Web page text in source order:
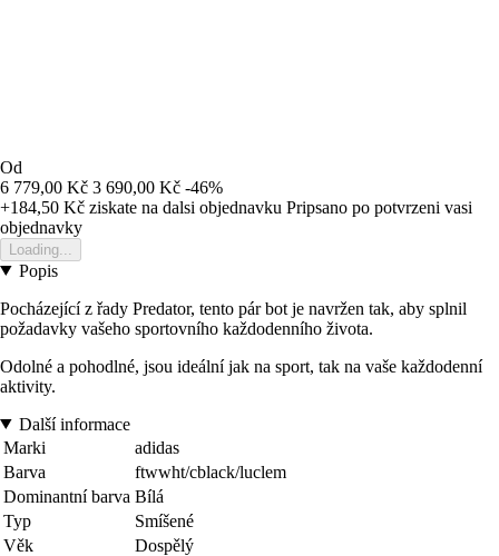
Od
6 779,00 Kč 3 690,00 Kč -46%
+184,50 Kč ziskate na dalsi objednavku Pripsano po potvrzeni vasi
objednavky
Loading...
Popis
Pocházející z řady Predator, tento pár bot je navržen tak, aby splnil
požadavky vašeho sportovního každodenního života.
Odolné a pohodlné, jsou ideální jak na sport, tak na vaše každodenní
aktivity.
Další informace
Marki
adidas
Barva
ftwwht/cblack/luclem
Dominantní barva Bílá
Typ
Smíšené
Věk
Dospělý